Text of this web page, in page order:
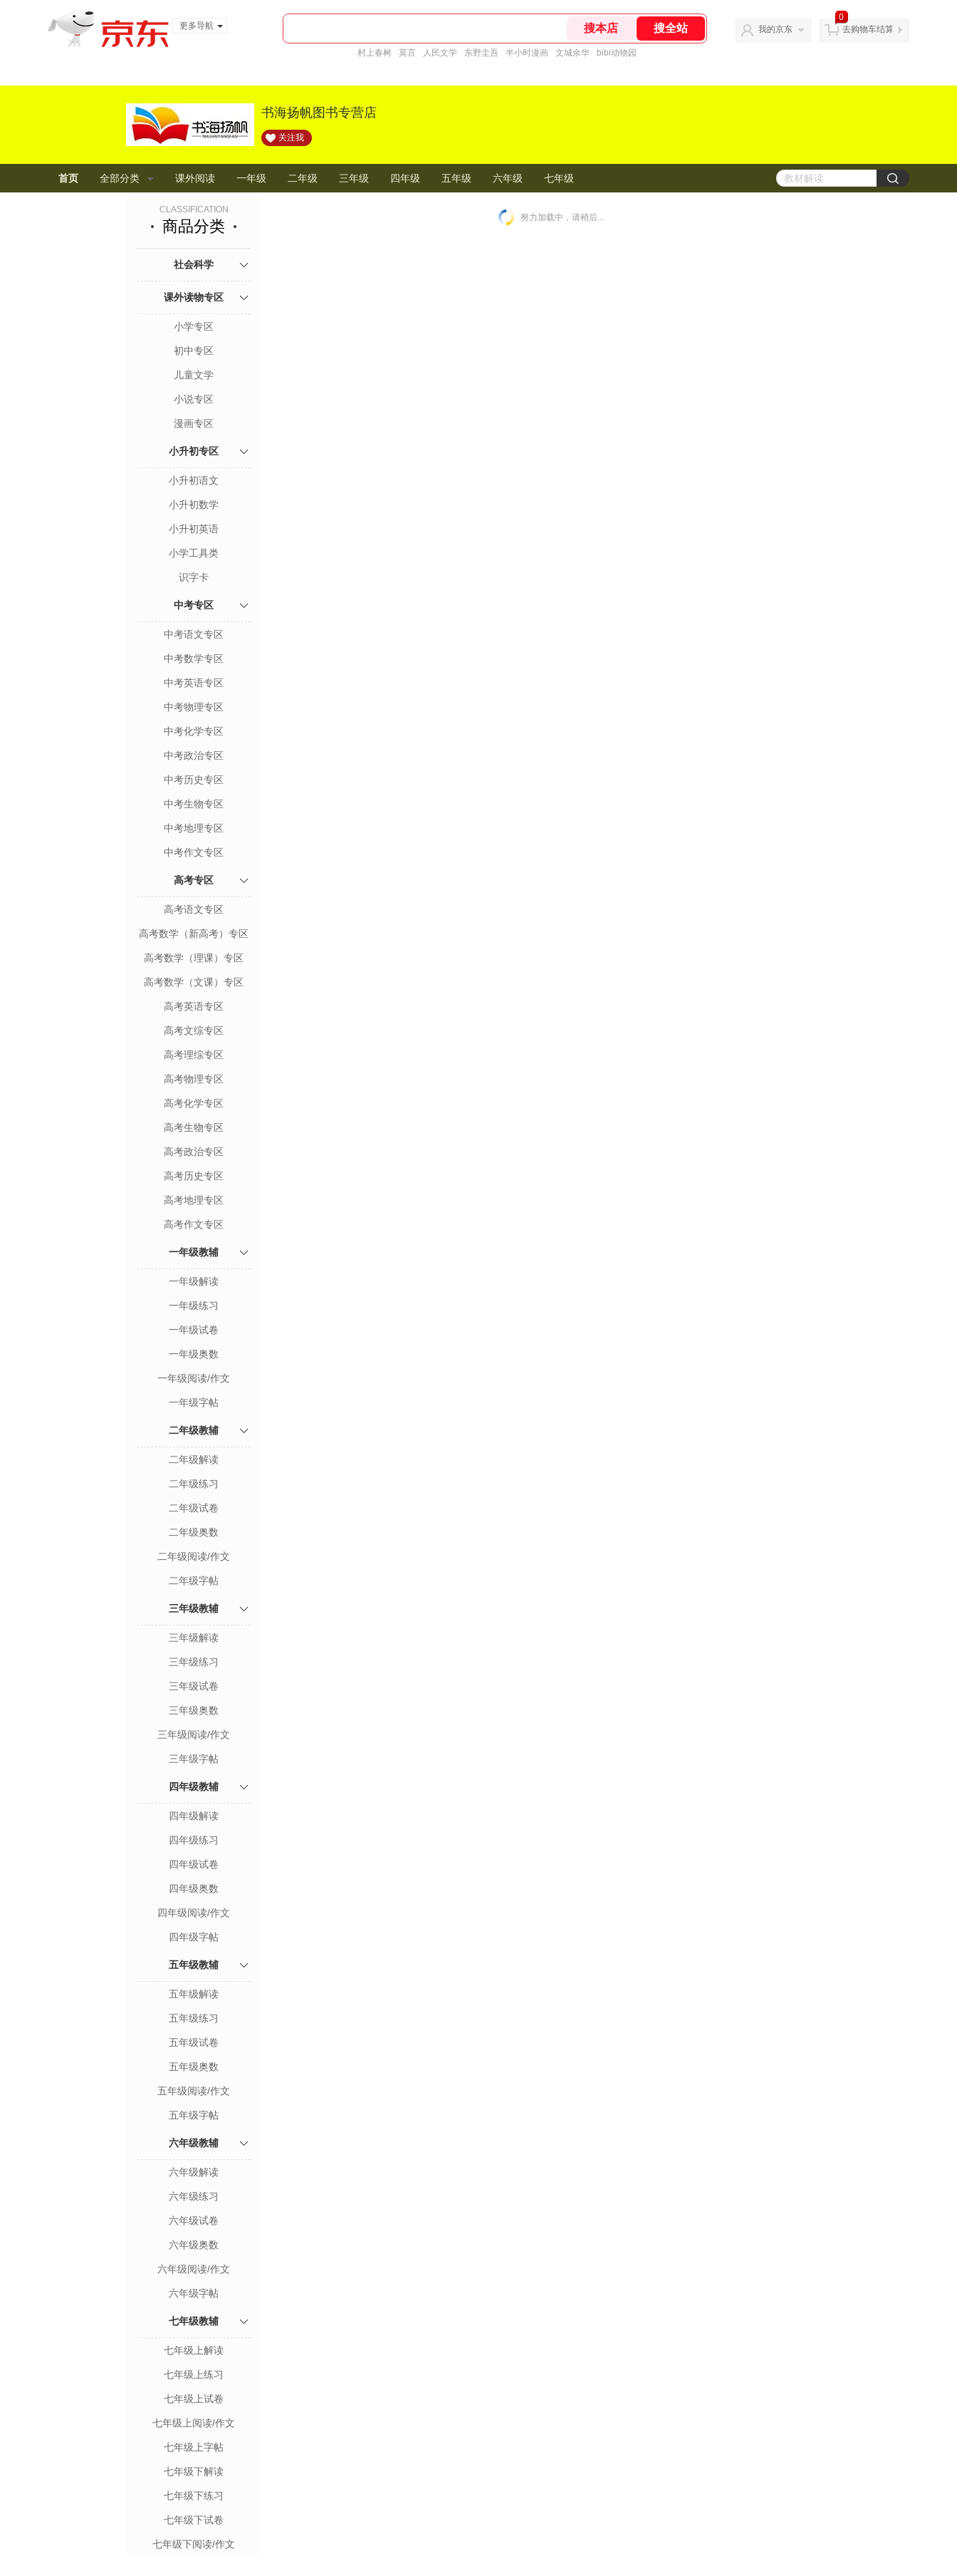
更多导航
村上春树 莫言 人民文学 东野圭吾 半小时漫画 文城余华 bibi动物园
我的京东
0
去购物车结算
书海扬帆图书专营店
关注我
首页 全部分类 课外阅读 一年级 二年级 三年级 四年级 五年级 六年级 七年级
CLASSIFICATION
商品分类
社会科学
课外读物专区
小学专区
初中专区
儿童文学
小说专区
漫画专区
小升初专区
小升初语文
小升初数学
小升初英语
小学工具类
识字卡
中考专区
中考语文专区
中考数学专区
中考英语专区
中考物理专区
中考化学专区
中考政治专区
中考历史专区
中考生物专区
中考地理专区
中考作文专区
高考专区
高考语文专区
高考数学（新高考）专区
高考数学（理课）专区
高考数学（文课）专区
高考英语专区
高考文综专区
高考理综专区
高考物理专区
高考化学专区
高考生物专区
高考政治专区
高考历史专区
高考地理专区
高考作文专区
一年级教辅
一年级解读
一年级练习
一年级试卷
一年级奥数
一年级阅读/作文
一年级字帖
二年级教辅
二年级解读
二年级练习
二年级试卷
二年级奥数
二年级阅读/作文
二年级字帖
三年级教辅
三年级解读
三年级练习
三年级试卷
三年级奥数
三年级阅读/作文
三年级字帖
四年级教辅
四年级解读
四年级练习
四年级试卷
四年级奥数
四年级阅读/作文
四年级字帖
五年级教辅
五年级解读
五年级练习
五年级试卷
五年级奥数
五年级阅读/作文
五年级字帖
六年级教辅
六年级解读
六年级练习
六年级试卷
六年级奥数
六年级阅读/作文
六年级字帖
七年级教辅
七年级上解读
七年级上练习
七年级上试卷
七年级上阅读/作文
七年级上字帖
七年级下解读
七年级下练习
七年级下试卷
七年级下阅读/作文
努力加载中，请稍后...